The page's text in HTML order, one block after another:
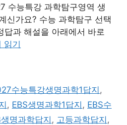
수능특강 과학탐구영역 생
신가요? 수능 과학탐구 선택
답과 해설을 아래에서 바로
읽기
수능특강생명과학1답지 ,
, EBS생명과학1답지 , EBS수
명과학답지 , 고등과학답지 ,